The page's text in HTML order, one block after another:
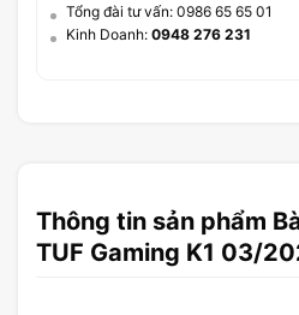
Tổng đài tư vấn: 0986 65 65 01
Kinh Doanh: 0948 276 231
Thông tin sản phẩm
TUF Gaming K1 03/